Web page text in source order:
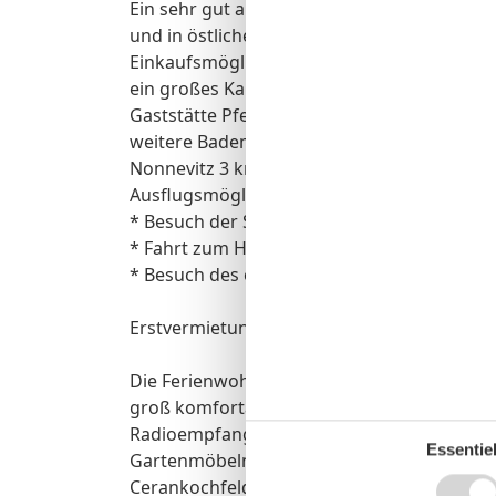
Ein sehr gut ausgebautes Fahrradnetz
und in östlicher Richtung in ca. 5 km zum
Einkaufsmöglichkeiten wie z.B. Bäckerei,
ein großes Kaufhaus befinden sich im ca.
Gaststätte Pferdestübchen erreichen Sie in
weitere Bademöglichkeiten mit
Nonnevitz 3 km - Juliusruh 7 km mit der 10
Ausflugsmöglichkeiten:
* Besuch der Störtebecker - Festspiele in
* Fahrt zum Hafen Saßnitz mit einem
* Besuch des ehemaligen KDF - Bades
Erstvermietung 2017
Die Ferienwohnung Star ist für max 6
groß komfortabel und gemütlich
Radioempfang, große Fensterfront mit
Gartenmöbeln, und Grillmöglichkeit, eine
Cerankochfeld, Kühl-Gefrierkombination,